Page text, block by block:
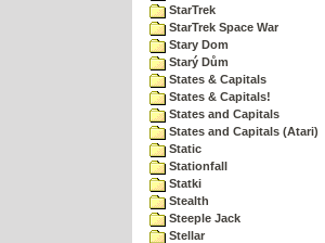
StarTrek
StarTrek Space War
Stary Dom
Starý Dům
States & Capitals
States & Capitals!
States and Capitals
States and Capitals (Atari)
Static
Stationfall
Statki
Stealth
Steeple Jack
Stellar